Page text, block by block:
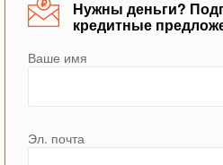
Нужны деньги?
кредитные
Ваше имя
Эл. почта